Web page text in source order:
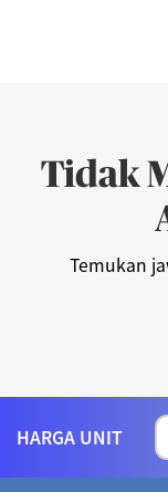
Tidak
Temukan
HARGA UNIT